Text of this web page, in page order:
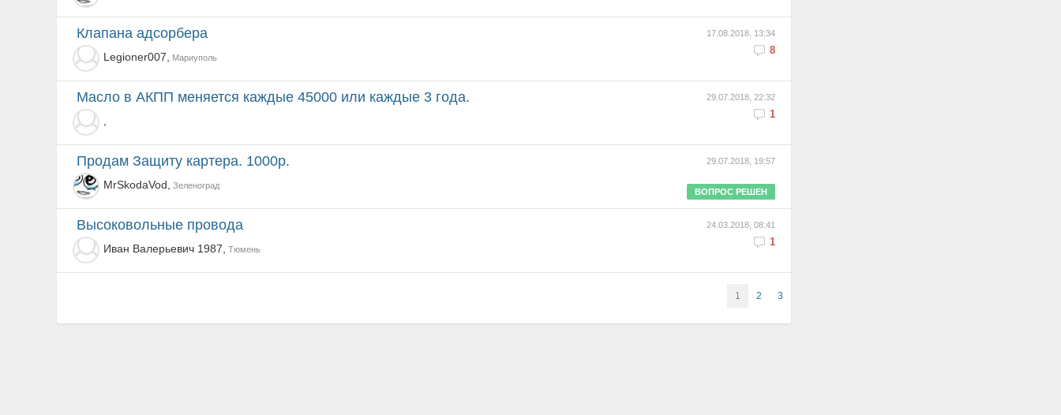
17.08.2018, 13:34
8
клапана адсорбера
Legioner007, Мариуполь
29.07.2018, 22:32
1
масло в АКПП меняется каждые 45000 или каждые 3 года.
29.07.2018, 19:57
Продам Защиту картера. 1000р.
MrSkodaVod, Зеленоград
ВОПРОС РЕШЕН
24.03.2018, 08:41
1
Высоковольные провода
Иван Валерьевич 1987, Тюмень
1 2 3